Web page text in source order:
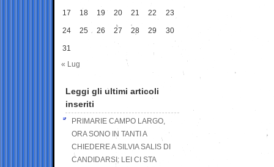
17 18 19 20 21 22 23
24 25 26 27 28 29 30
31
« Lug
Leggi gli ultimi articoli
inseriti
PRIMARIE CAMPO LARGO,
ORA SONO IN TANTI A
CHIEDERE A SILVIA SALIS DI
CANDIDARSI: LEI CI STA